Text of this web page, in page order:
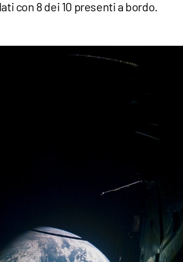
con 8 dei 10 presenti a bordo.